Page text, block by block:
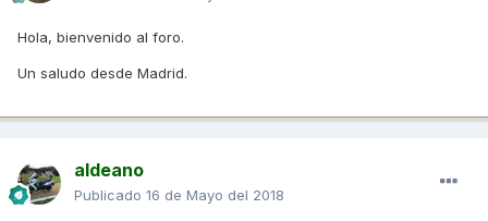
Hola, bienvenido al foro.
Un saludo desde Madrid.
aldeano
Publicado 16 de Mayo del 2018